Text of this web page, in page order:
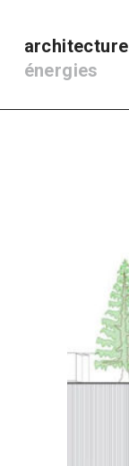
architecture
énergies